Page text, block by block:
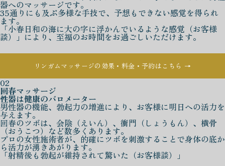
器へのマッサージです。
35通りにも及ぶ多様な手技で、予想もできない感覚を得られ
ます。
「小春日和の海に大の字に浮かんでいるような感覚（お客様
談）」により、至福のお時間をお過ごしいただけます。
リンガムマッサージの効果・料金・予約はこちら →
02
回春マッサージ
性器は健康のバロメーター
男性器の機能、勃起力の増進により、お客様に明日への活力を
与えます。
回春のツボは、会陰（えいん）、衝門（しょうもん）、横骨
（おうこつ）など数多くあります。
プロの女性施術者が、的確にツボを刺激することで身体の底か
ら活力が湧きあがります。
「射精後も勃起が維持されて驚いた（お客様談）」